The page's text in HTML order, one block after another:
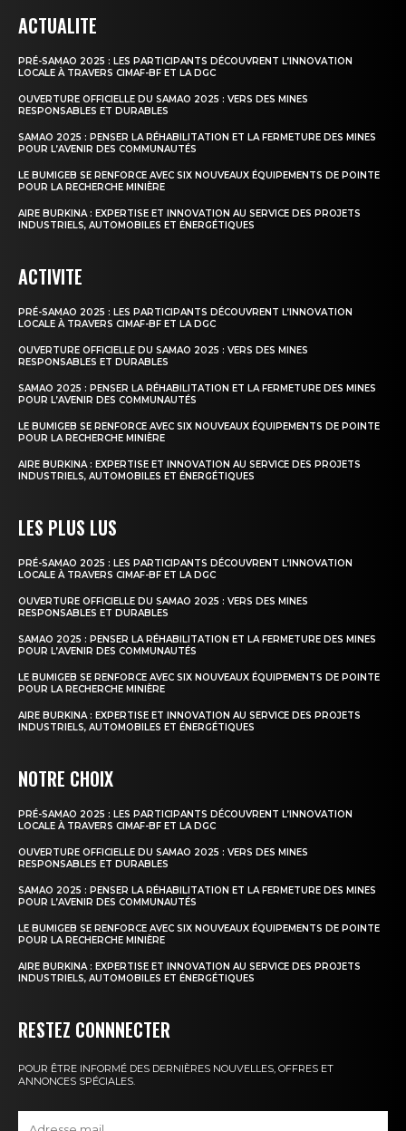
ACTUALITE
PRÉ-SAMAO 2025 : LES PARTICIPANTS DÉCOUVRENT L’INNOVATION
LOCALE À TRAVERS CIMAF-BF ET LA DGC
OUVERTURE OFFICIELLE DU SAMAO 2025 : VERS DES MINES
RESPONSABLES ET DURABLES
SAMAO 2025 : PENSER LA RÉHABILITATION ET LA FERMETURE DES MINES
POUR L’AVENIR DES COMMUNAUTÉS
LE BUMIGEB SE RENFORCE AVEC SIX NOUVEAUX ÉQUIPEMENTS DE POINTE
POUR LA RECHERCHE MINIÈRE
AIRE BURKINA : EXPERTISE ET INNOVATION AU SERVICE DES PROJETS
INDUSTRIELS, AUTOMOBILES ET ÉNERGÉTIQUES
ACTIVITE
PRÉ-SAMAO 2025 : LES PARTICIPANTS DÉCOUVRENT L’INNOVATION
LOCALE À TRAVERS CIMAF-BF ET LA DGC
OUVERTURE OFFICIELLE DU SAMAO 2025 : VERS DES MINES
RESPONSABLES ET DURABLES
SAMAO 2025 : PENSER LA RÉHABILITATION ET LA FERMETURE DES MINES
POUR L’AVENIR DES COMMUNAUTÉS
LE BUMIGEB SE RENFORCE AVEC SIX NOUVEAUX ÉQUIPEMENTS DE POINTE
POUR LA RECHERCHE MINIÈRE
AIRE BURKINA : EXPERTISE ET INNOVATION AU SERVICE DES PROJETS
INDUSTRIELS, AUTOMOBILES ET ÉNERGÉTIQUES
LES PLUS LUS
PRÉ-SAMAO 2025 : LES PARTICIPANTS DÉCOUVRENT L’INNOVATION
LOCALE À TRAVERS CIMAF-BF ET LA DGC
OUVERTURE OFFICIELLE DU SAMAO 2025 : VERS DES MINES
RESPONSABLES ET DURABLES
SAMAO 2025 : PENSER LA RÉHABILITATION ET LA FERMETURE DES MINES
POUR L’AVENIR DES COMMUNAUTÉS
LE BUMIGEB SE RENFORCE AVEC SIX NOUVEAUX ÉQUIPEMENTS DE POINTE
POUR LA RECHERCHE MINIÈRE
AIRE BURKINA : EXPERTISE ET INNOVATION AU SERVICE DES PROJETS
INDUSTRIELS, AUTOMOBILES ET ÉNERGÉTIQUES
NOTRE CHOIX
PRÉ-SAMAO 2025 : LES PARTICIPANTS DÉCOUVRENT L’INNOVATION
LOCALE À TRAVERS CIMAF-BF ET LA DGC
OUVERTURE OFFICIELLE DU SAMAO 2025 : VERS DES MINES
RESPONSABLES ET DURABLES
SAMAO 2025 : PENSER LA RÉHABILITATION ET LA FERMETURE DES MINES
POUR L’AVENIR DES COMMUNAUTÉS
LE BUMIGEB SE RENFORCE AVEC SIX NOUVEAUX ÉQUIPEMENTS DE POINTE
POUR LA RECHERCHE MINIÈRE
AIRE BURKINA : EXPERTISE ET INNOVATION AU SERVICE DES PROJETS
INDUSTRIELS, AUTOMOBILES ET ÉNERGÉTIQUES
RESTEZ CONNNECTER
POUR ÊTRE INFORMÉ DES DERNIÈRES NOUVELLES, OFFRES ET
ANNONCES SPÉCIALES.